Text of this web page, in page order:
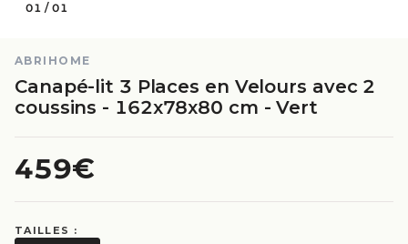
01 /01
ABRIHOME
Canapé-lit 3 Places en Velours avec 2
coussins - 162x78x80 cm - Vert
459€
TAILLES :